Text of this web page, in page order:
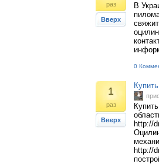
раз
Вверх
В
0
1
раз
Вверх
http://
http://